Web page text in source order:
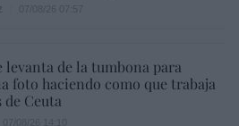
levanta de la tumbona para
foto haciendo como que trabaja
Ceuta